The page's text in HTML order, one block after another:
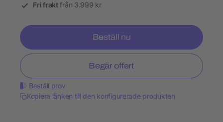
Fri fraktfrån 3.999 kr
Beställ nu
Begär offert
Beställ prov
Kopiera länken till den konfigurerade produkten